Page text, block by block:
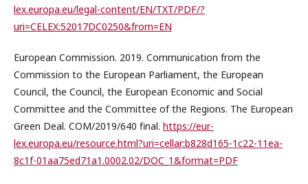
lex.europa.eu/legal-content/EN/TXT/PDF/?
uri=CELEX:52017DC0250&from=EN
European Commission. 2019. Communication from the
Commission to the European Parliament, the European
Council, the Council, the European Economic and Social
Committee and the Committee of the Regions. The European
Green Deal. COM/2019/640 final. https://eur-
lex.europa.eu/resource.html?uri=cellar:b828d165-1c22-11ea-
8c1f-01aa75ed71a1.0002.02/DOC_1&format=PDF